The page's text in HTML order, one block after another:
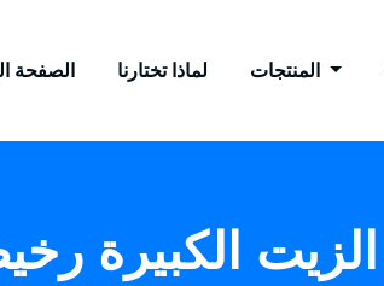
الصفحة لماذا تختارنا
الكبيرة